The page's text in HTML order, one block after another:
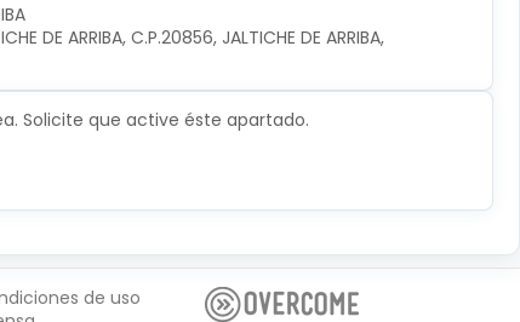
DE ARRIBA, C.P.20856, JALTICHE DE ARRIBA,
Solicite que active éste apartado.
de uso